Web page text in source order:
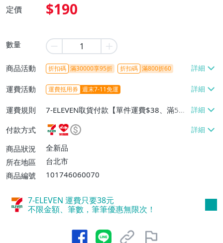
定價 $190
數量
商品活動 折扣碼 滿30000享95折 折扣碼 滿800折60
運費活動 運費抵用券 週末7-11免運
運費規則
7-ELEVEN取貨付款【單件運費$38、滿5件
或消費滿$1298免運費】、7-ELEVEN取貨
不付款【免運費】、萊爾富取貨付款【單件
運費$60、滿5件或消費滿$1298免運
費】、宅配/貨運【單件運費$120、滿5件
付款方式
商品狀況
全新品
所在地區
台北市
商品編號
101746060070
7-ELEVEN 運費只要38元
不限金額、筆數，筆筆優惠無限次！